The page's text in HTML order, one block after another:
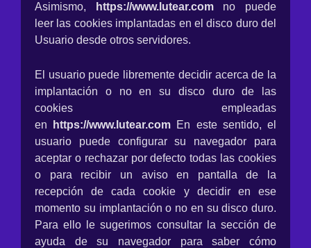
Asimismo,
https://www.lutear.comno puede
leer las cookies implantadas en el disco duro del
Usuario desde otros servidores.
El usuario puede libremente decidir acerca de la
implantación o no en su disco duro de las
cookies empleadas
en
https://www.lutear.com En este sentido, el
usuario puede configurar su navegador para
aceptar o rechazar por defecto todas las cookies
o para recibir un aviso en pantalla de la
recepción de cada cookie y decidir en ese
momento su implantación o no en su disco duro.
Para ello le sugerimos consultar la sección de
ayuda de su navegador para saber cómo